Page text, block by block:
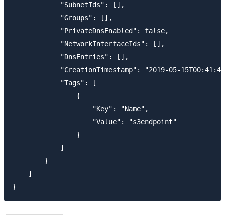
            "SubnetIds": [],
            "Groups": [],
            "PrivateDnsEnabled": false,
            "NetworkInterfaceIds": [],
            "DnsEntries": [],
"CreationTimestamp": "2019-05-
            "Tags": [
                {
                    "Key": "Name",
                    "Value": "s3endpoint"
                }
            ]
        }
    ]